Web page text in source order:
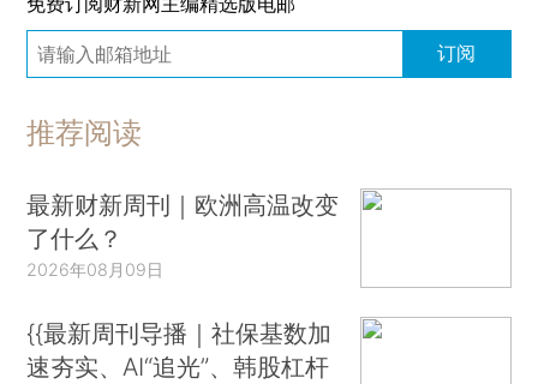
订阅
推荐阅读
最新财新周刊｜欧洲高温改变
了什么？
2026年08月09日
{{最新周刊导播｜社保基数加
速夯实、AI“追光”、韩股杠杆